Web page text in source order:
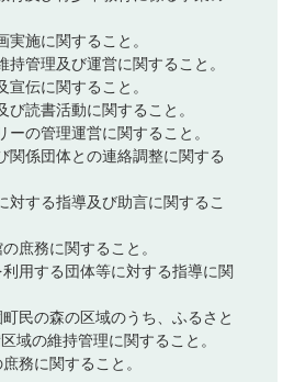
施に関すること。
管理及び運営に関すること。
伝に関すること。
読書活動に関すること。
の管理運営に関すること。
係団体との連絡調整に関する
する指導及び助言に関するこ
庶務に関すること。
用する団体等に対する指導に関
民の森の区域のうち、ふるさと
域の維持管理に関すること。
務に関すること。